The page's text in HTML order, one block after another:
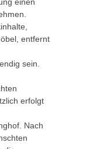
einen
entfernt
sein.
erfolgt
Nach